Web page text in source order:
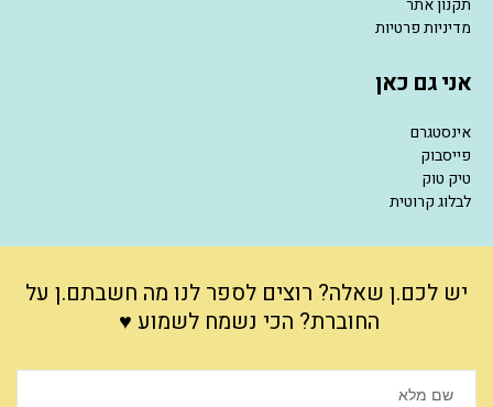
תקנון אתר
מדיניות פרטיות
אני גם כאן
אינסטגרם
פייסבוק
טיק טוק
לבלוג קרוטית
יש לכם.ן שאלה? רוצים לספר לנו מה חשבתם.ן על
החוברת? הכי נשמח לשמוע ♥